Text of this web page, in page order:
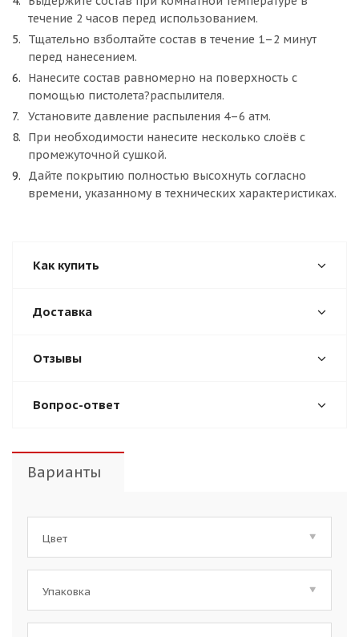
течение 2 часов перед использованием.
Тщательно взболтайте состав в течение 1–2 минут
перед нанесением.
Нанесите состав равномерно на поверхность с
помощью пистолета?распылителя.
Установите давление распыления 4–6 атм.
При необходимости нанесите несколько слоёв с
промежуточной сушкой.
Дайте покрытию полностью высохнуть согласно
времени, указанному в технических характеристиках.
Как купить
Доставка
Отзывы
Вопрос-ответ
Варианты
Цвет
Упаковка